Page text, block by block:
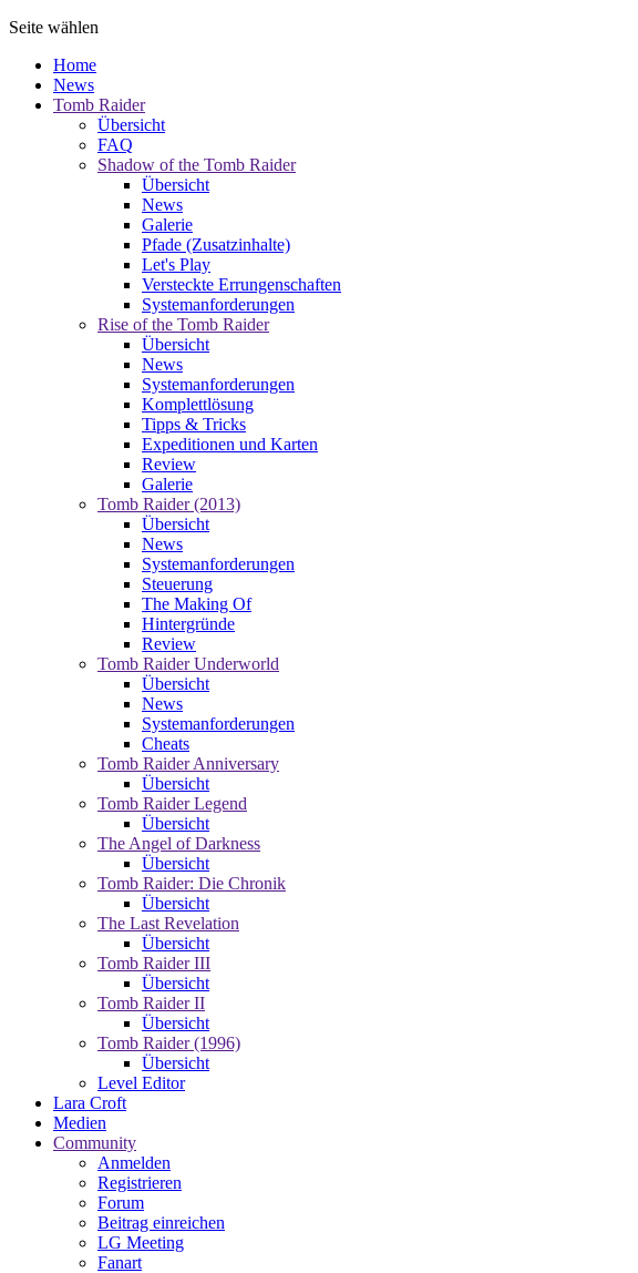
Seite wählen
Home
News
Tomb Raider
Übersicht
FAQ
Shadow of the Tomb Raider
Übersicht
News
Galerie
Pfade (Zusatzinhalte)
Let's Play
Versteckte Errungenschaften
Systemanforderungen
Rise of the Tomb Raider
Übersicht
News
Systemanforderungen
Komplettlösung
Tipps & Tricks
Expeditionen und Karten
Review
Galerie
Tomb Raider (2013)
Übersicht
News
Systemanforderungen
Steuerung
The Making Of
Hintergründe
Review
Tomb Raider Underworld
Übersicht
News
Systemanforderungen
Cheats
Tomb Raider Anniversary
Übersicht
Tomb Raider Legend
Übersicht
The Angel of Darkness
Übersicht
Tomb Raider: Die Chronik
Übersicht
The Last Revelation
Übersicht
Tomb Raider III
Übersicht
Tomb Raider II
Übersicht
Tomb Raider (1996)
Übersicht
Level Editor
Lara Croft
Medien
Community
Anmelden
Registrieren
Forum
Beitrag einreichen
LG Meeting
Fanart